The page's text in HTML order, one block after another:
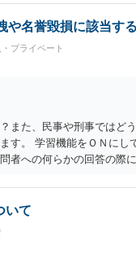
や名誉毀損に該当す
プライベート
また、民事や刑事ではど
す。 学習機能をＯＮにし
者への何らかの回答の際
当たるとは思えませんし
とも思われません。 も
さんが刑事民事の責任に
いて